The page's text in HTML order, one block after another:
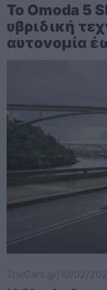
Το Omoda 5
υβριδική
αυτονομία